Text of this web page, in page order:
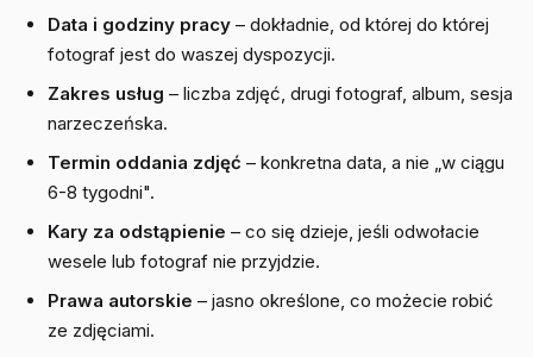
Data i godziny pracy – dokładnie, od której do której
fotograf jest do waszej dyspozycji.
Zakres usług – liczba zdjęć, drugi fotograf, album, sesja
narzeczeńska.
Termin oddania zdjęć – konkretna data, a nie „w ciągu
6-8 tygodni".
Kary za odstąpienie – co się dzieje, jeśli odwołacie
wesele lub fotograf nie przyjdzie.
Prawa autorskie – jasno określone, co możecie robić
ze zdjęciami.